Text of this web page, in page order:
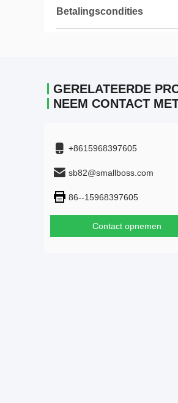
Betalingscondities
+8615968397605
sb82@smallboss.com
86--15968397605
Contact opnemen